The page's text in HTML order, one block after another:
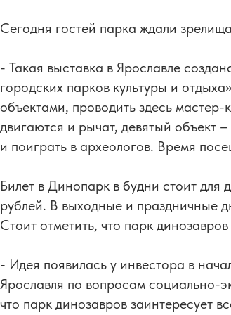
Сегодня гостей парка ждали
- Такая выставка в Ярославле
городских парков культуры и
объектами, проводить здесь
двигаются и рычат, девятый объект
и поиграть в археологов. Время
Билет в Динопарк в будни стоит для
рублей. В выходные и праздничные
Стоит отметить, что парк
- Идея появилась у инвестора в
Ярославля по вопросам социально-
что парк динозавров заинтересует